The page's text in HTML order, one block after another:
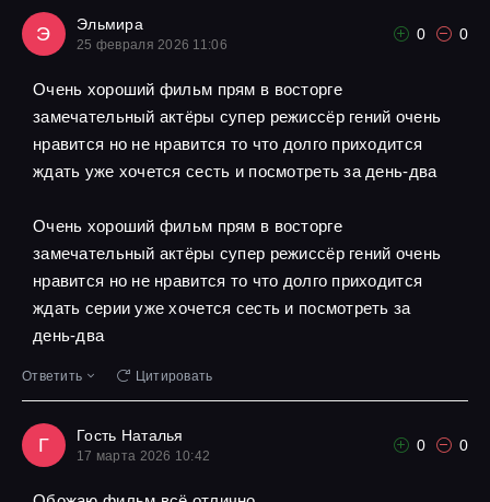
Э Эльмира
25 февраля 2026 11:06
0 0
Очень хороший фильм прям в восторге
замечательный актёры супер режиссёр гений очень
нравится но не нравится то что долго приходится
ждать уже хочется сесть и посмотреть за день-два
Очень хороший фильм прям в восторге
замечательный актёры супер режиссёр гений очень
нравится но не нравится то что долго приходится
ждать серии уже хочется сесть и посмотреть за
день-два
Ответить Цитировать
Г Гость Наталья
17 марта 2026 10:42
0 0